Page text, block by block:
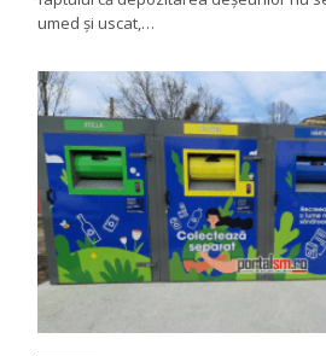
umed și uscat,…